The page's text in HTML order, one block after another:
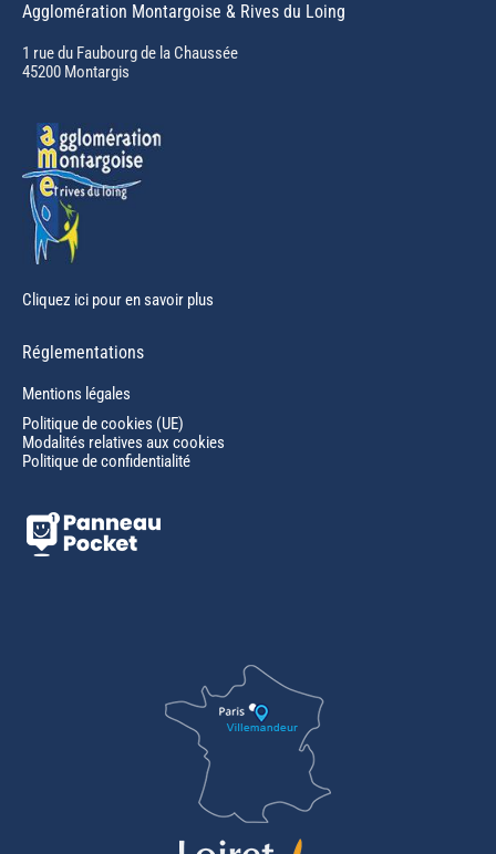
opens
in
new
Agglomération Montargoise & Rives du Loing
1 rue du Faubourg de la Chaussée
45200 Montargis
Cliquez ici pour en savoir plus
Réglementations
Mentions légales
Politique de cookies (UE)
Modalités relatives aux cookies
Politique de confidentialité